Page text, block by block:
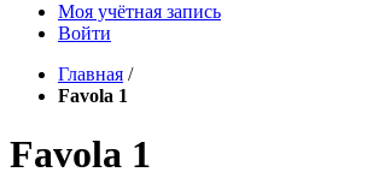
Моя учётная запись
Войти
Главная /
Favola 1
Favola 1